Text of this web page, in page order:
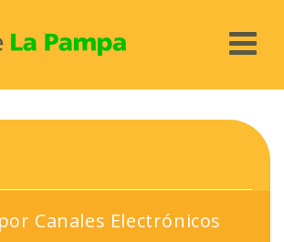
Canales Electrónicos